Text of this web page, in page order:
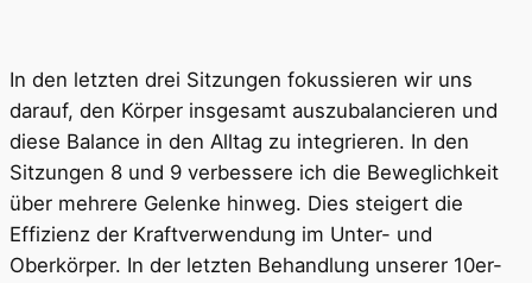
In den letzten drei Sitzungen fokussieren wir uns
darauf, den Körper insgesamt auszubalancieren und
diese Balance in den Alltag zu integrieren. In den
Sitzungen 8 und 9 verbessere ich die Beweglichkeit
über mehrere Gelenke hinweg. Dies steigert die
Effizienz der Kraftverwendung im Unter- und
Oberkörper. In der letzten Behandlung unserer 10er-